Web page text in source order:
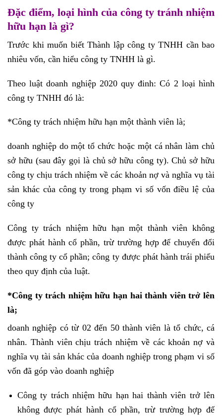
Đặc điểm, loại hình của công ty tránh nhiệm
hữu hạn là gì?
Trước khi muốn biết Thành lập công ty TNHH cần bao
nhiêu vốn, cần hiểu công ty TNHH là gì.
Theo luật doanh nghiệp 2020 quy đinh: Có 2 loại hình
công ty TNHH đó là:
*Công ty trách nhiệm hữu hạn một thành viên là;
doanh nghiệp do một tổ chức hoặc một cá nhân làm chủ
sở hữu (sau đây gọi là chủ sở hữu công ty). Chủ sở hữu
công ty chịu trách nhiệm về các khoản nợ và nghĩa vụ tài
sản khác của công ty trong phạm vi số vốn điều lệ của
công ty
Công ty trách nhiệm hữu hạn một thành viên không
được phát hành cổ phần, trừ trường hợp để chuyển đổi
thành công ty cổ phần; công ty được phát hành trái phiếu
theo quy định của luật.
*Công ty trách nhiệm hữu hạn hai thành viên trở lên
là;
doanh nghiệp có từ 02 đến 50 thành viên là tổ chức, cá
nhân. Thành viên chịu trách nhiệm về các khoản nợ và
nghĩa vụ tài sản khác của doanh nghiệp trong phạm vi số
vốn đã góp vào doanh nghiệp
Công ty trách nhiệm hữu hạn hai thành viên trở lên
không được phát hành cổ phần, trừ trường hợp để